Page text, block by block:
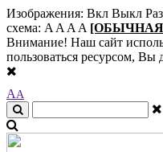
Изображения: Вкл Выкл
схема: A A A A
Внимание! Наш сайт
пользоваться ресурсом, Вы
AA